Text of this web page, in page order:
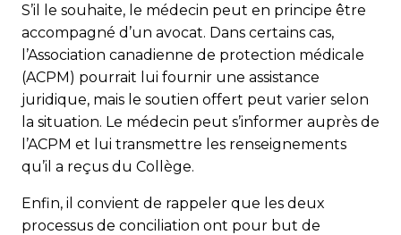
S’il le souhaite, le médecin peut en principe être
accompagné d’un avocat. Dans certains cas,
l’Association canadienne de protection médicale
(ACPM) pourrait lui fournir une assistance
juridique, mais le soutien offert peut varier selon
la situation. Le médecin peut s’informer auprès de
l’ACPM et lui transmettre les renseignements
qu’il a reçus du Collège.
Enfin, il convient de rappeler que les deux
processus de conciliation ont pour but de